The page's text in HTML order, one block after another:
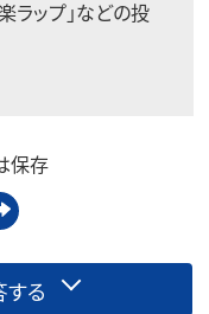
ラップ」などの投
保存
る